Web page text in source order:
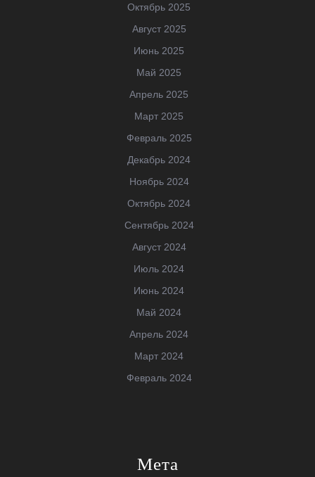
Октябрь 2025
Август 2025
Июнь 2025
Май 2025
Апрель 2025
Март 2025
Февраль 2025
Декабрь 2024
Ноябрь 2024
Октябрь 2024
Сентябрь 2024
Август 2024
Июль 2024
Июнь 2024
Май 2024
Апрель 2024
Март 2024
Февраль 2024
Мета